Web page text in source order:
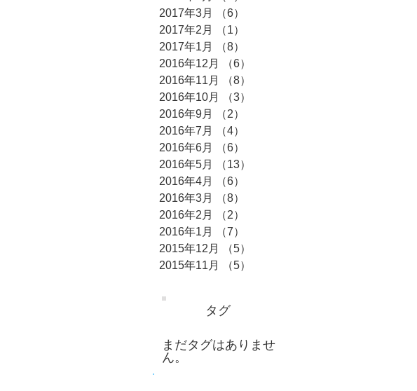
2017年3月
（6）
2017年2月
（1）
2017年1月
（8）
2016年12月
（6）
2016年11月
（8）
2016年10月
（3）
2016年9月
（2）
2016年7月
（4）
2016年6月
（6）
2016年5月
（13）
2016年4月
（6）
2016年3月
（8）
2016年2月
（2）
2016年1月
（7）
2015年12月
（5）
2015年11月
（5）
タグ
まだタグはありませ
ん。